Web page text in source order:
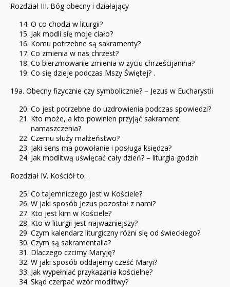
Rozdział III. Bóg obecny i działający
O co chodzi w liturgii?
Jak modli się moje ciało?
Komu potrzebne są sakramenty?
Co zmienia w nas chrzest?
Co bierzmowanie zmienia w życiu chrześcijanina?
Co się dzieje podczas Mszy Świętej? .
19a. Obecny fizycznie czy symbolicznie? – Jezus w Eucharystii
Co jest potrzebne do uzdrowienia podczas spowiedzi?
Kto może, a kto powinien przyjąć sakrament
namaszczenia?
Czemu służy małżeństwo?
Jaki sens ma powołanie i posługa księdza?
Jak modlitwą uświęcać cały dzień? – liturgia godzin
Rozdział IV. Kościół to…
Co tajemniczego jest w Kościele?
W jaki sposób Jezus pozostał z nami?
Kto jest kim w Kościele?
Kto w liturgii jest najważniejszy?
Czym kalendarz liturgiczny różni się od świeckiego?
Czym są sakramentalia?
Dlaczego czcimy Maryję?
W jaki sposób oddajemy cześć Maryi?
Jak wypełniać przykazania kościelne?
Skąd czerpać wzór modlitwy?